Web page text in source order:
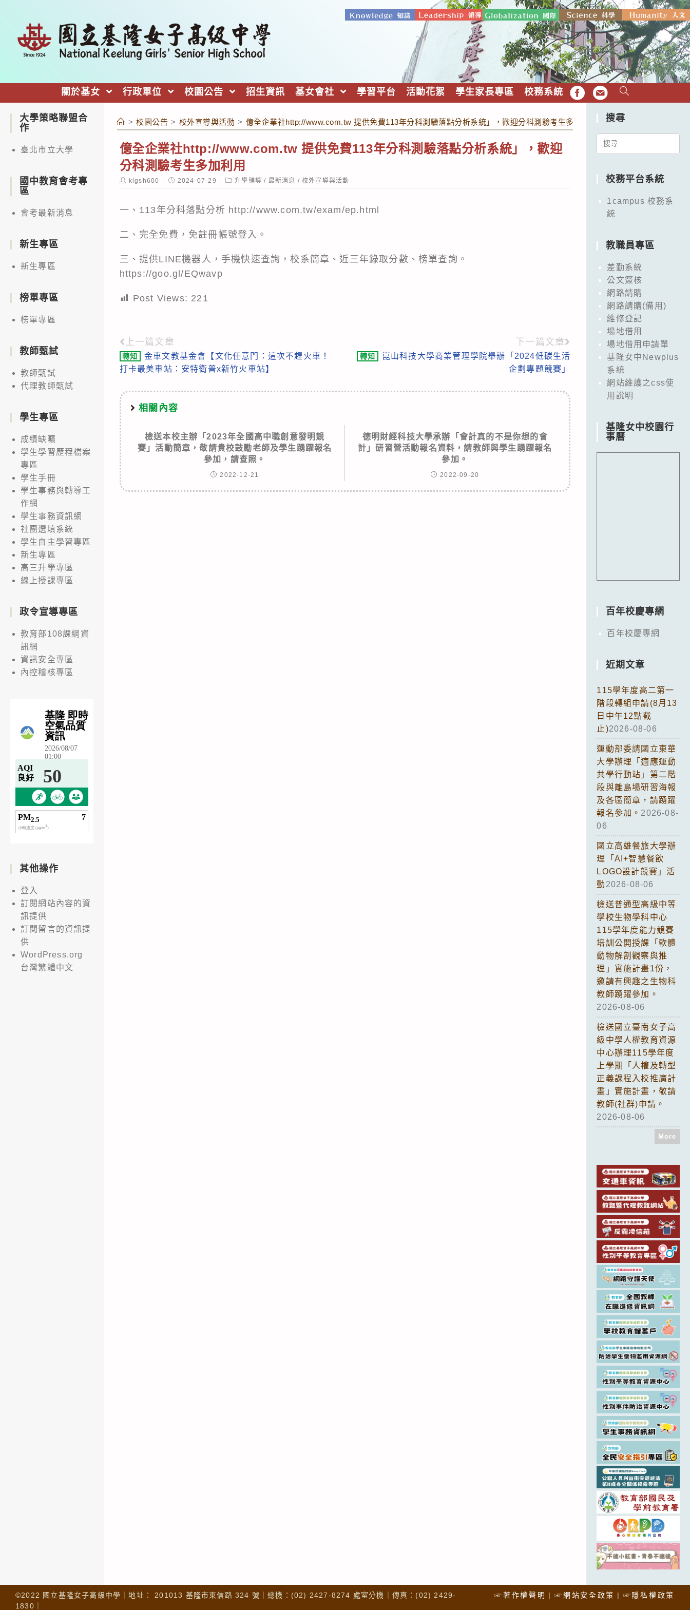
關於基女 行政單位 校園公告 招生資訊 基女會社 學習平台 活動花絮 學生家長專區 校務系統 FB EMAIL
> 校園公告 > 校外宣導與活動 > 億全企業社http://www.com.tw 提供免費113年分科測驗落點分析系統」，歡迎分科測驗考生多加利用
億全企業社http://www.com.tw 提供免費113年分科測驗落點分析系統」，歡迎
分科測驗考生多加利用
Post
author:
klgsh600
Post
published:
2024-07-29
Post
category:
升學輔導 / 最新消息 / 校外宣導與活動
一、113年分科落點分析 http://www.com.tw/exam/ep.html
二、完全免費，免註冊帳號登入。
三、提供LINE機器人，手機快速查詢，校系簡章、近三年錄取分數、榜單查詢。
https://goo.gl/EQwavp
Post Views: 221
Read
more
上一篇文章
轉知
金車文教基金會【文化任意門：這次不趕火車！
打卡最美車站：安特衛普x新竹火車站】
下一篇文章
轉知
崑山科技大學商業管理學院舉辦「2024低碳生活
企劃專題競賽」
相關內容
檢送本校主辦「2023年全國高中職創意發明競
賽」活動簡章，敬請貴校鼓勵老師及學生踴躍報名
參加，請查照。
2022-12-21
德明財經科技大學承辦「會計真的不是你想的會
計」研習營活動報名資料，請教師與學生踴躍報名
參加。
2022-09-20
大學策略聯盟合
作
臺北市立大學
國中教育會考專
區
會考最新消息
新生專區
新生專區
榜單專區
榜單專區
教師甄試
教師甄試
代理教師甄試
學生專區
成績缺曠
學生學習歷程檔案
專區
學生手冊
學生事務與轉導工
作網
學生事務資訊網
社團選填系統
學生自主學習專區
新生專區
高三升學專區
線上授課專區
政令宣導專區
教育部108課綱資
訊網
資訊安全專區
內控稽核專區
其他操作
登入
訂閱網站內容的資
訊提供
訂閱留言的資訊提
供
WordPress.org
台灣繁體中文
搜尋
Search
校務平台系統
1campus 校務系
統
教職員專區
差勤系統
公文簽核
網路請購
網路請購(備用)
維修登記
場地借用
場地借用申請單
基隆女中Newplus
系統
網站維護之css使
用說明
基隆女中校園行
事曆
百年校慶專網
百年校慶專網
近期文章
115學年度高二第一
階段轉組申請(8月13
日中午12點截
止)2026-08-06
運動部委請國立東華
大學辦理「適應運動
共學行動站」第二階
段與離島場研習海報
及各區簡章，請踴躍
報名參加。 2026-08-
06
國立高雄餐旅大學辦
理「AI+智慧餐飲
LOGO設計競賽」活
動 2026-08-06
檢送普通型高級中等
學校生物學科中心
115學年度能力競賽
培訓公開授課「軟體
動物解剖觀察與推
理」實施計畫1份，
邀請有興趣之生物科
教師踴躍參加。
2026-08-06
檢送國立臺南女子高
級中學人權教育資源
中心辦理115學年度
上學期「人權及轉型
正義課程入校推廣計
畫」實施計畫，敬請
教師(社群)申請。
2026-08-06
More
☞著作權聲明 ☞網站安全政策 ☞隱私權政策
©2022 國立基隆女子高級中學｜地址： 201013 基隆市東信路 324 號｜總機：(02) 2427-8274 處室分機｜傳真：(02) 2429-
1830｜